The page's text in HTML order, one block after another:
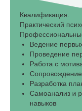
Квалификация:
Практический
Ведение
Проведение
Работа с
Сопровождение
Разработка
Самоанализ и
навыков